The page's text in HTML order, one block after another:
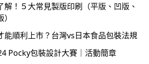
解！５大常見製版印刷（平版、凹版、
能順利上市？台灣vs日本食品包裝法規
Pocky包裝設計大賽｜活動簡章